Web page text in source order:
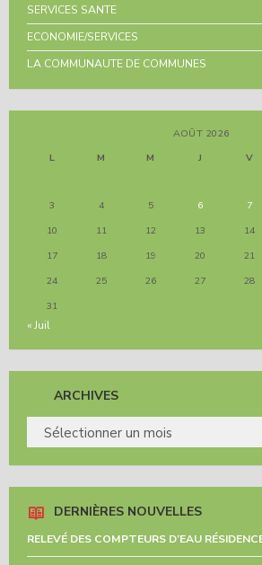
SERVICES SANTE
ECONOMIE/SERVICES
LA COMMUNAUTE DE COMMUNES
AOÛT 2026
L
M M J V
3
4 5 6 7
10
11 12 13 14
17
18 19 20 21
24
25 26 27 28
31
« Juil
ARCHIVES
DERNIÈRES NOUVELLES
RELEVÉ DES COMPTEURS D’EAU